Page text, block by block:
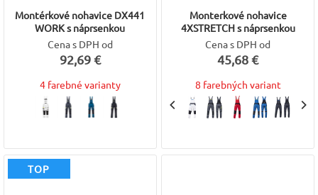
Montérkové nohavice DX441
WORK s náprsenkou
Cena s DPH od
92,69 €
4 farebné varianty
Monterkové nohavice
4XSTRETCH s náprsenkou
Cena s DPH od
45,68 €
8 farebných variant
TOP